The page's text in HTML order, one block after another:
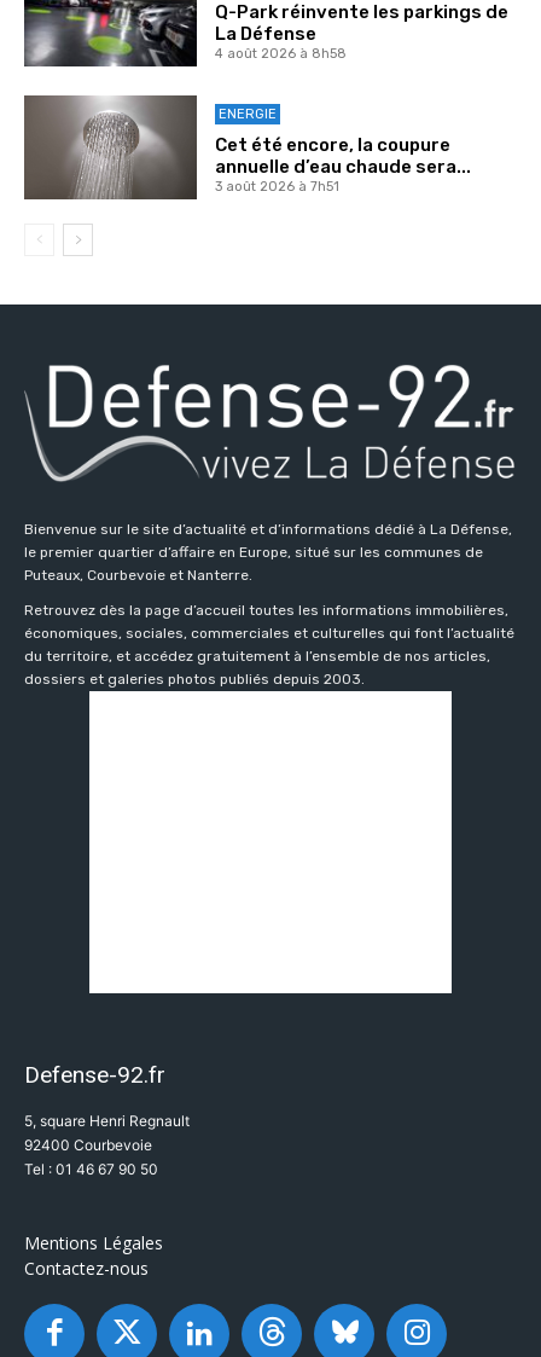
Q-Park réinvente les parkings de
La Défense
4 août 2026 à 8h58
ENERGIE
Cet été encore, la coupure
annuelle d’eau chaude sera...
3 août 2026 à 7h51
Bienvenue sur le site d’actualité et d’informations dédié à La Défense,
le premier quartier d’affaire en Europe, situé sur les communes de
Puteaux, Courbevoie et Nanterre.
Retrouvez dès la page d’accueil toutes les informations immobilières,
économiques, sociales, commerciales et culturelles qui font l’actualité
du territoire, et accédez gratuitement à l’ensemble de nos articles,
dossiers et galeries photos publiés depuis 2003.
Defense-92.fr
5, square Henri Regnault
92400 Courbevoie
Tel : 01 46 67 90 50
Mentions Légales
Contactez-nous